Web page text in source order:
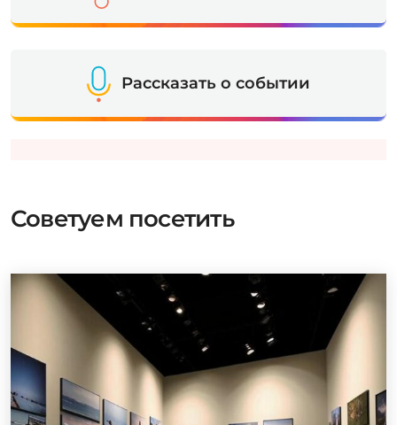
Рассказать о событии
Советуем посетить